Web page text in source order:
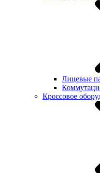
Лицевые
Кроссовое